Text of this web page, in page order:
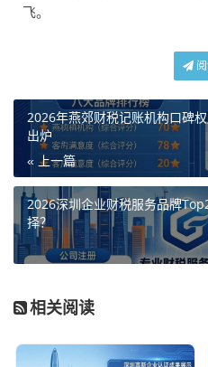
飞。
2026年燕郊财税记账机构口碑
出炉
« 上一篇
2026深圳企业财税服务品牌
择？
相关阅读